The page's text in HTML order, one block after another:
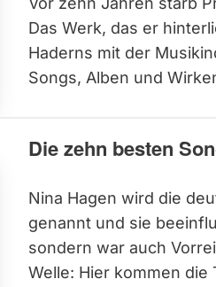
Das Werk, das er
Haderns mit der
Songs, Alben und
Die zehn besten
Nina Hagen wird die
genannt und sie
sondern war auch
Welle: Hier kommen